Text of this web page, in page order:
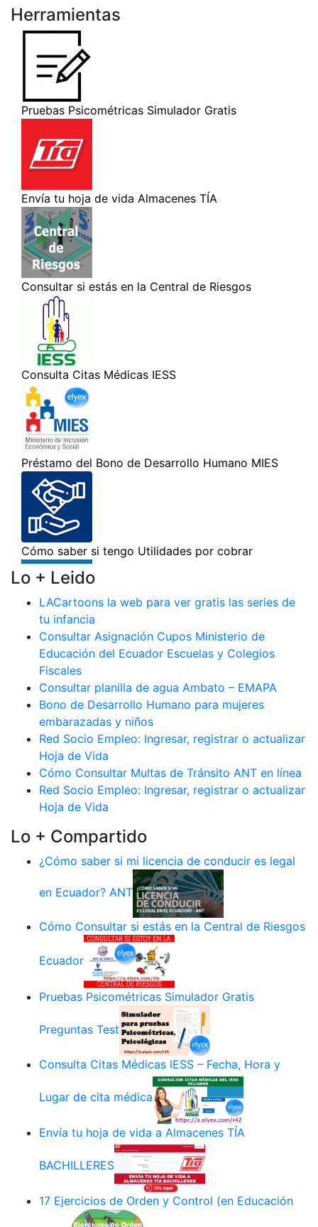
Herramientas
Lo + Leido
LACartoons la web para ver gratis las series de
tu infancia
Consultar Asignación Cupos Ministerio de
Educación del Ecuador Escuelas y Colegios
Fiscales
Consultar planilla de agua Ambato – EMAPA
Bono de Desarrollo Humano para mujeres
embarazadas y niños
Red Socio Empleo: Ingresar, registrar o actualizar
Hoja de Vida
Cómo Consultar Multas de Tránsito ANT en línea
Red Socio Empleo: Ingresar, registrar o actualizar
Hoja de Vida
Lo + Compartido
¿Cómo saber si mi licencia de conducir es legal
en Ecuador? ANT
Cómo Consultar si estás en la Central de Riesgos
Ecuador
Pruebas Psicométricas Simulador Gratis
Preguntas Test
Consulta Citas Médicas IESS – Fecha, Hora y
Lugar de cita médica
Envía tu hoja de vida a Almacenes TÍA
BACHILLERES
17 Ejercicios de Orden y Control (en Educación